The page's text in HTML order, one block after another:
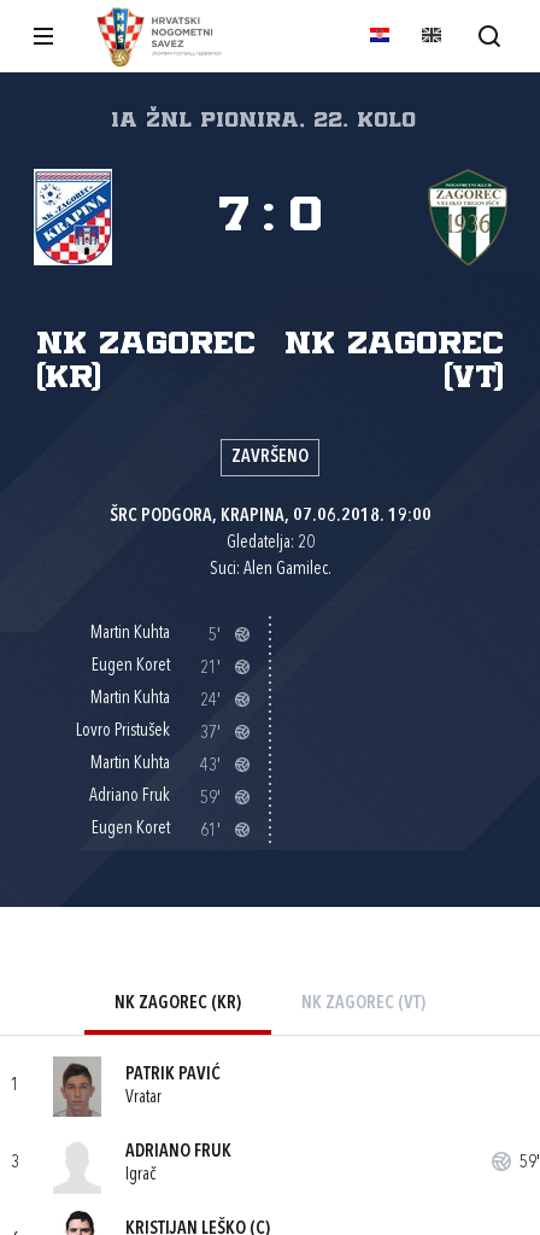
1A ŽNL PIONIRA, 22. kolo
NK Zagorec
(Kr)
NK Zagorec
(VT)
7 : 0
ZAVRŠENO
ŠRC PODGORA, KRAPINA, 07.06.2018. 19:00
Gledatelja: 20
Suci: Alen Gamilec.
Martin Kuhta
5'
Eugen Koret
21'
Martin Kuhta
24'
Lovro Pristušek
37'
Martin Kuhta
43'
Adriano Fruk
59'
Eugen Koret
61'
NK ZAGOREC (KR) NK ZAGOREC (VT)
1
PATRIK PAVIĆ
Vratar
3
ADRIANO FRUK
Igrač
59'
KRISTIJAN LEŠKO (C)